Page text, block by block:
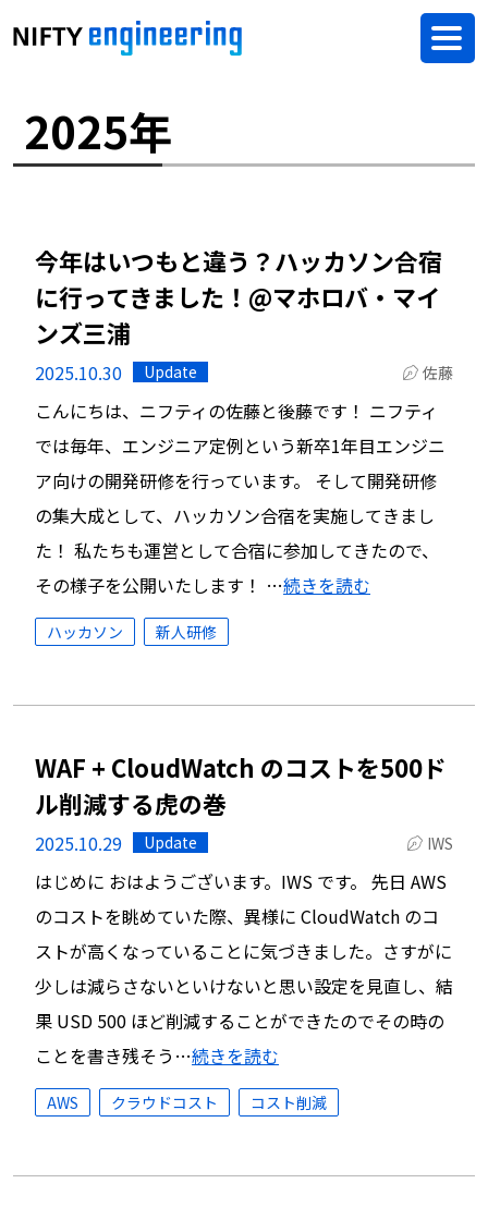
2025年
今年はいつもと違う？ハッカソン合宿
に行ってきました！@マホロバ・マイ
ンズ三浦
2025.10.30 Update 佐藤
こんにちは、ニフティの佐藤と後藤です！ ニフティ
では毎年、エンジニア定例という新卒1年目エンジニ
ア向けの開発研修を行っています。 そして開発研修
の集大成として、ハッカソン合宿を実施してきまし
た！ 私たちも運営として合宿に参加してきたので、
その様子を公開いたします！ …続きを読む
ハッカソン 新人研修
WAF + CloudWatch のコストを500ド
ル削減する虎の巻
2025.10.29 Update IWS
はじめに おはようございます。IWS です。 先日 AWS
のコストを眺めていた際、異様に CloudWatch のコ
ストが高くなっていることに気づきました。さすがに
少しは減らさないといけないと思い設定を見直し、結
果 USD 500 ほど削減することができたのでその時の
ことを書き残そう…続きを読む
AWS クラウドコスト コスト削減